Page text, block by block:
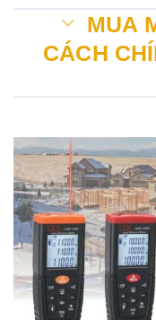
MUA
CÁCH